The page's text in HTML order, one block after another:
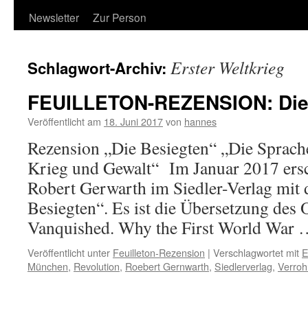
Newsletter
Zur Person
Schlagwort-Archiv: Erster Weltkrieg
FEUILLETON-REZENSION:
Veröffentlicht am 18. Juni 2017von hannes
Rezension „Die Besiegten“ „Die
Krieg und Gewalt“ Im Januar 2017
Robert Gerwarth im Siedler-Verlag mit
Besiegten“. Es ist die Übersetzung des
Vanquished. Why the First World
Veröffentlicht unter Feuilleton-Rezension | Verschlagwortet mit
München, Revolution, Roebert Gernwarth, Siedlerverlag,